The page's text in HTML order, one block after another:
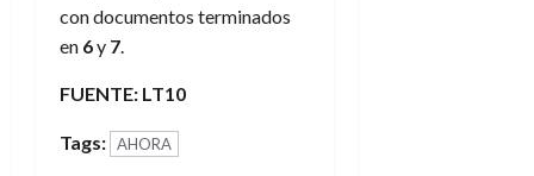
con documentos terminados
en 6y 7.
FUENTE: LT10
Tags: AHORA